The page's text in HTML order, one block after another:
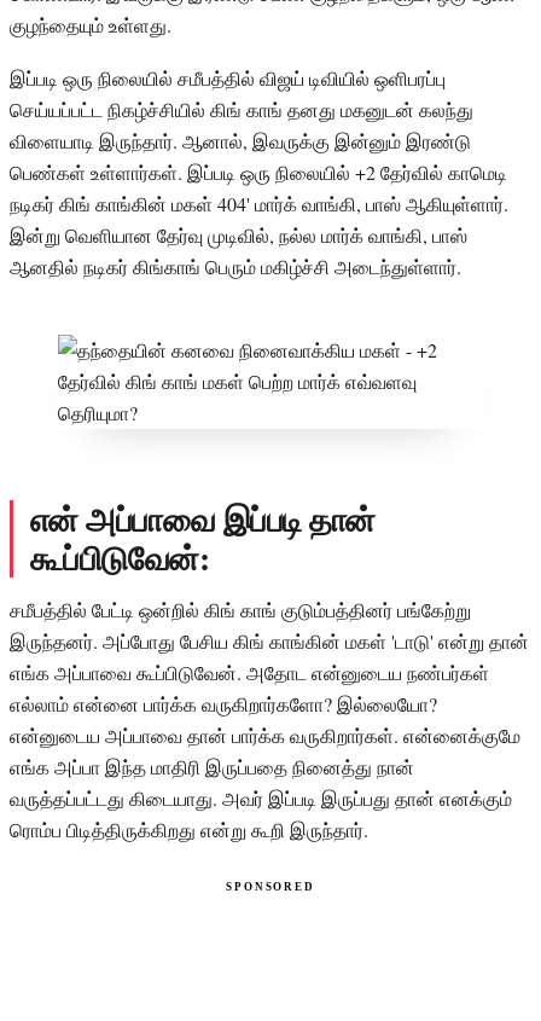
குழந்தையும் உள்ளது.
இப்படி ஒரு நிலையில் சமீபத்தில் விஜய் டிவியில் ஒளிபரப்பு
செய்யப்பட்ட நிகழ்ச்சியில் கிங் காங் தனது மகனுடன் கலந்து
விளையாடி இருந்தார். ஆனால், இவருக்கு இன்னும் இரண்டு
பெண்கள் உள்ளார்கள். இப்படி ஒரு நிலையில் +2 தேர்வில் காமெடி
நடிகர் கிங் காங்கின் மகள் 404' மார்க் வாங்கி, பாஸ் ஆகியுள்ளார்.
இன்று வெளியான தேர்வு முடிவில், நல்ல மார்க் வாங்கி, பாஸ்
ஆனதில் நடிகர் கிங்காங் பெரும் மகிழ்ச்சி அடைந்துள்ளார்.
என் அப்பாவை இப்படி தான்
கூப்பிடுவேன்:
சமீபத்தில் பேட்டி ஒன்றில் கிங் காங் குடும்பத்தினர் பங்கேற்று
இருந்தனர். அப்போது பேசிய கிங் காங்கின் மகள் 'டாடு' என்று தான்
எங்க அப்பாவை கூப்பிடுவேன். அதோட என்னுடைய நண்பர்கள்
எல்லாம் என்னை பார்க்க வருகிறார்களோ? இல்லையோ?
என்னுடைய அப்பாவை தான் பார்க்க வருகிறார்கள். என்னைக்குமே
எங்க அப்பா இந்த மாதிரி இருப்பதை நினைத்து நான்
வருத்தப்பட்டது கிடையாது. அவர் இப்படி இருப்பது தான் எனக்கும்
ரொம்ப பிடித்திருக்கிறது என்று கூறி இருந்தார்.